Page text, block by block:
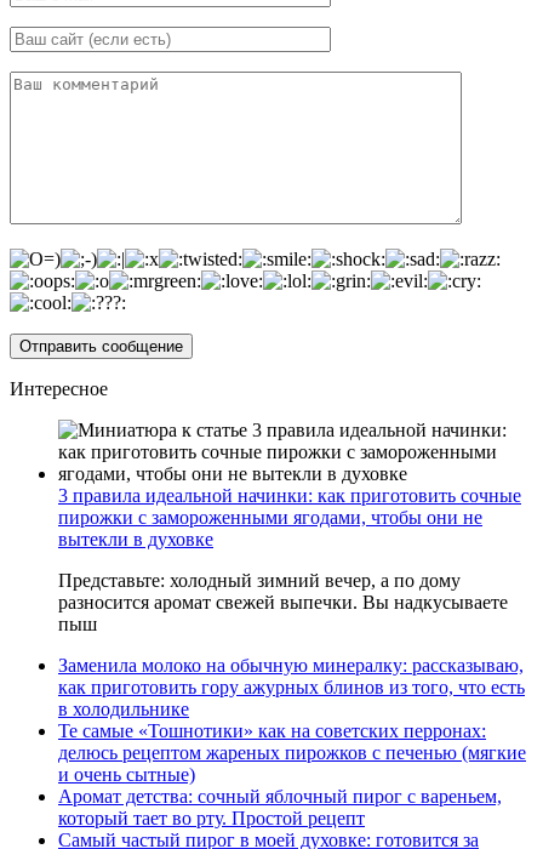
Интересное
3 правила идеальной начинки: как приготовить сочные
пирожки с замороженными ягодами, чтобы они не
вытекли в духовке
Представьте: холодный зимний вечер, а по дому
разносится аромат свежей выпечки. Вы надкусываете
пыш
Заменила молоко на обычную минералку: рассказываю,
как приготовить гору ажурных блинов из того, что есть
в холодильнике
Те самые «Тошнотики» как на советских перронах:
делюсь рецептом жареных пирожков с печенью (мягкие
и очень сытные)
Аромат детства: сочный яблочный пирог с вареньем,
который тает во рту. Простой рецепт
Самый частый пирог в моей духовке: готовится за